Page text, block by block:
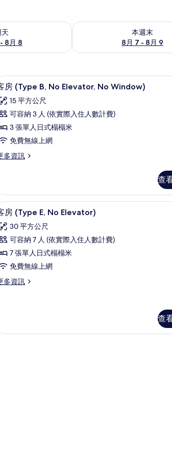
天
8月 8
8) 的供應情況
本週末
8月 7 - 8月 9
查看本週末 (8月 7 - 8月 9)
、免費搖籃/嬰兒床、免費無線上網
B,
1 間臥室、客房內保險箱
5
房 (Type B, No Elevator, No Window)
15 平方公尺
可容納 3 人 (依實際入住人數計費)
3 張單人日式榻榻米
免費無線上網
多資訊
B,
Elevator,
Window)
查
床、免費無線上網
E,
客房 (Type E, No
5
房 (Type E, No Elevator)
30 平方公尺
可容納 7 人 (依實際入住人數計費)
7 張單人日式榻榻米
免費無線上網
多資訊
No
查
| 1 間臥室、客房內保險箱、免費搖籃/嬰兒床、免費無